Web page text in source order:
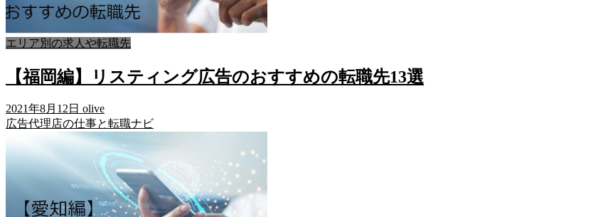
エリア別の求人や転職先
【福岡編】リスティング広告のおすすめの転職先13選
2021年8月12日 olive
広告代理店の仕事と転職ナビ